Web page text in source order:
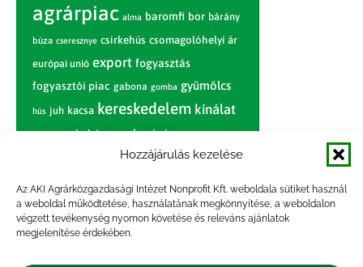
Hozzájárulás kezelése
Az AKI Agrárközgazdasági Intézet Nonprofit Kft. weboldala sütiket használ
a weboldal működtetése, használatának megkönnyítése, a weboldalon
végzett tevékenység nyomon követése és releváns ajánlatok
megjelenítése érdekében.
agrárpiac alma baromfi bor bárány
búza cseresznye csirkehús csomagolóhelyi ár
európai unió export fogyasztás
fogyasztói piac gabona gomba gyümölcs
hús juh kacsa kereskedelem kínálat
körte marhahús nagybani piac narancs
nemzetközi árinformációk
paradicsom piac piaci jelentés
pulyka pulykahús sertés sertéshús
szarvasmarha termelés
termelői